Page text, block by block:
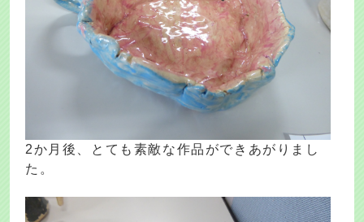
2か月後、とても素敵な作品ができあがりまし
た。